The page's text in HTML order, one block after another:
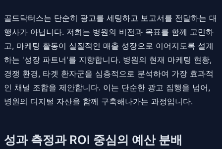
골드닥터스는 단순히 광고를 세팅하고 보고서를 전달하는 대
행사가 아닙니다. 저희는 병원의 비전과 목표를 함께 고민하
고, 마케팅 활동이 실질적인 매출 성장으로 이어지도록 설계
하는 '성장 파트너'를 지향합니다. 병원의 현재 마케팅 현황,
경쟁 환경, 타겟 환자군을 심층적으로 분석하여 가장 효과적
인 채널 조합을 제안합니다. 이는 단순한 광고 집행을 넘어,
병원의 디지털 자산을 함께 구축해나가는 과정입니다.
성과 측정과 ROI 중심의 예산 분배